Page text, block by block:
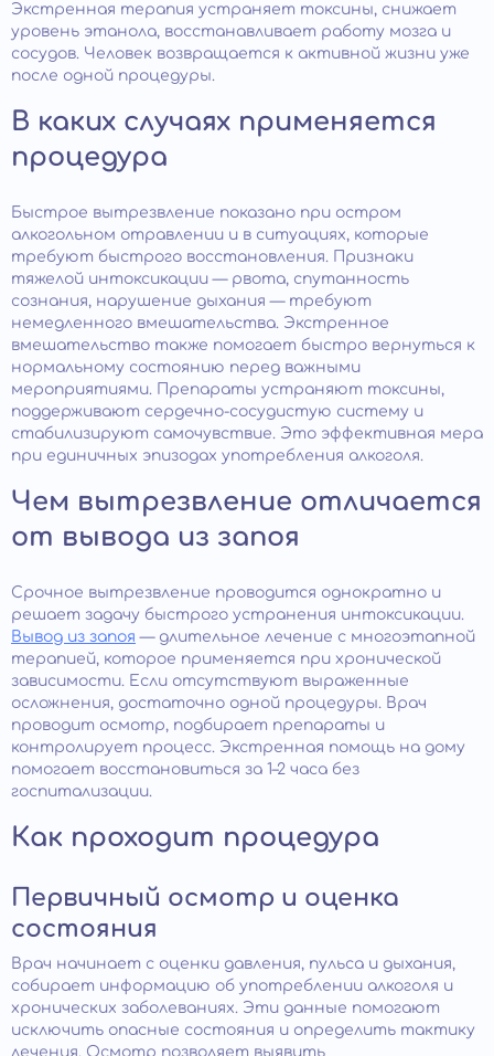
Экстренная терапия устраняет токсины, снижает
уровень этанола, восстанавливает работу мозга и
сосудов. Человек возвращается к активной жизни уже
после одной процедуры.
В каких случаях применяется
процедура
Быстрое вытрезвление показано при остром
алкогольном отравлении и в ситуациях, которые
требуют быстрого восстановления. Признаки
тяжелой интоксикации — рвота, спутанность
сознания, нарушение дыхания — требуют
немедленного вмешательства. Экстренное
вмешательство также помогает быстро вернуться к
нормальному состоянию перед важными
мероприятиями. Препараты устраняют токсины,
поддерживают сердечно-сосудистую систему и
стабилизируют самочувствие. Это эффективная мера
при единичных эпизодах употребления алкоголя.
Чем вытрезвление отличается
от вывода из запоя
Срочное вытрезвление проводится однократно и
решает задачу быстрого устранения интоксикации.
Вывод из запоя — длительное лечение с многоэтапной
терапией, которое применяется при хронической
зависимости. Если отсутствуют выраженные
осложнения, достаточно одной процедуры. Врач
проводит осмотр, подбирает препараты и
контролирует процесс. Экстренная помощь на дому
помогает восстановиться за 1–2 часа без
госпитализации.
Как проходит процедура
Первичный осмотр и оценка
состояния
Врач начинает с оценки давления, пульса и дыхания,
собирает информацию об употреблении алкоголя и
хронических заболеваниях. Эти данные помогают
исключить опасные состояния и определить тактику
лечения. Осмотр позволяет выявить